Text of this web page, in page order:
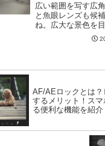
広い範囲を写す広
と魚眼レンズも候
ね。広大な景色を
撮りたい！と思い
マホでは難しいこ
AF/AEロックとは
するメリット！ス
る便利な機能を紹介